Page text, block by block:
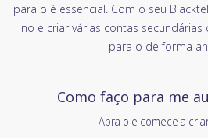
para o é essencial. Com o seu
no e criar várias contas
para o de forma
Como faço para me
Abra o e comece a